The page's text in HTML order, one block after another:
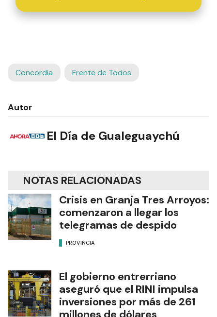
Concordia Frente de Todos
Autor
El Día de Gualeguaychú
NOTAS RELACIONADAS
Crisis en Granja Tres Arroyos:
comenzaron a llegar los
telegramas de despido
PROVINCIA
El gobierno entrerriano
aseguró que el RINI impulsa
inversiones por más de 261
millones de dólares